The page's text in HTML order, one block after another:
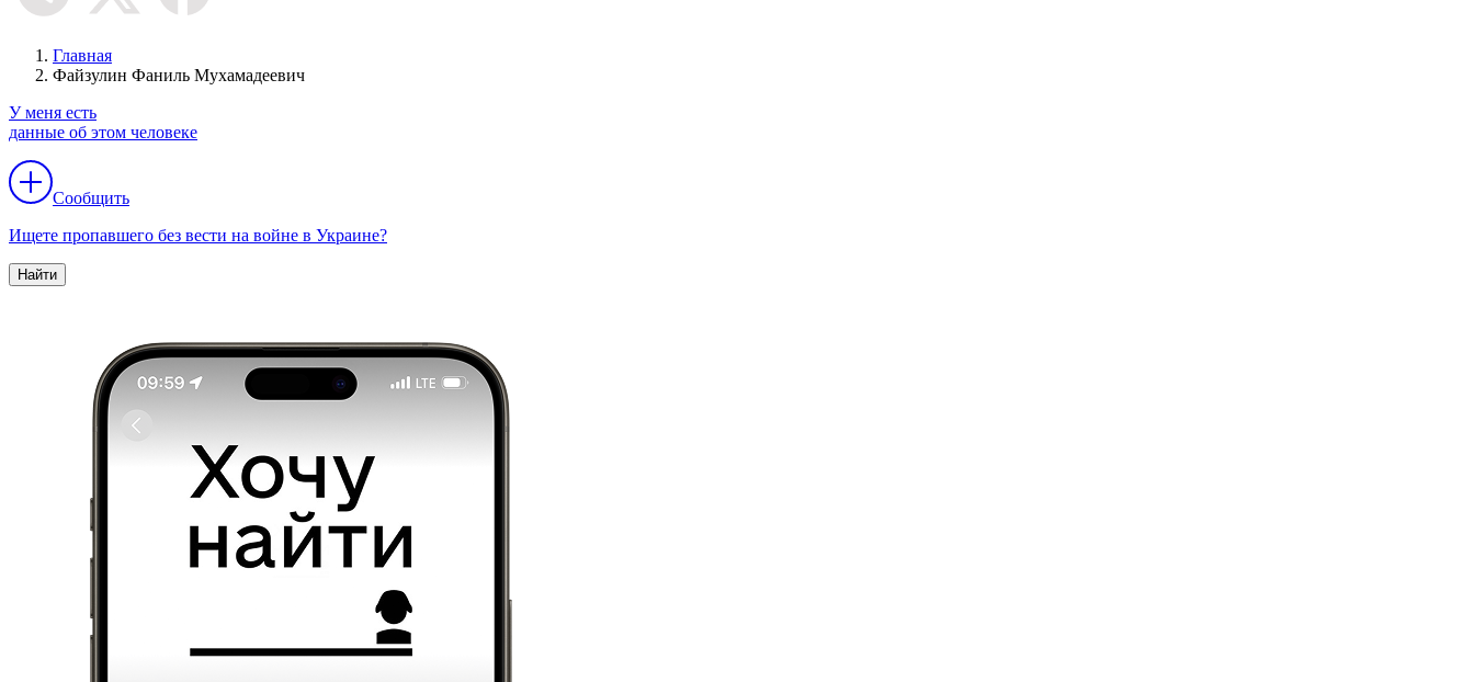
Главная
Файзулин Фаниль Мухамадеевич
У меня есть
данные об этом человеке
Сообщить
Ищете пропавшего без вести на войне в Украине?
Найти